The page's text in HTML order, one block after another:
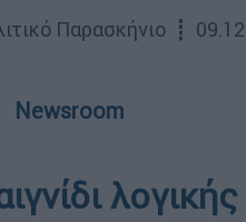
Παρασκήνιο ┋
Newsroom